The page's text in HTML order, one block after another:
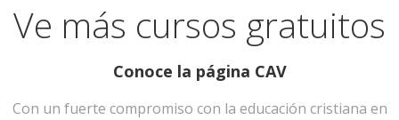
Ve más cursos gratuitos
Conoce la página CAV
Con un fuerte compromiso con la educación cristiana en